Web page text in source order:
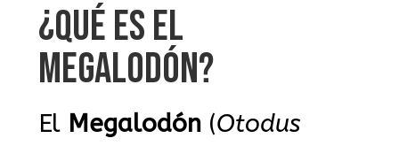
¿QUÉ ES EL
MEGALODÓN?
El Megalodón (Otodus